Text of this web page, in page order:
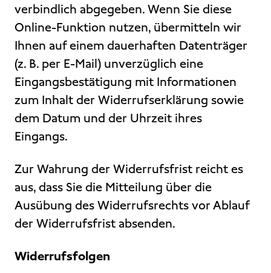
verbindlich abgegeben. Wenn Sie diese
Online-Funktion nutzen, übermitteln wir
Ihnen auf einem dauerhaften Datenträger
(z. B. per E-Mail) unverzüglich eine
Eingangsbestätigung mit Informationen
zum Inhalt der Widerrufserklärung sowie
dem Datum und der Uhrzeit ihres
Eingangs.
Zur Wahrung der Widerrufsfrist reicht es
aus, dass Sie die Mitteilung über die
Ausübung des Widerrufsrechts vor Ablauf
der Widerrufsfrist absenden.
Widerrufsfolgen